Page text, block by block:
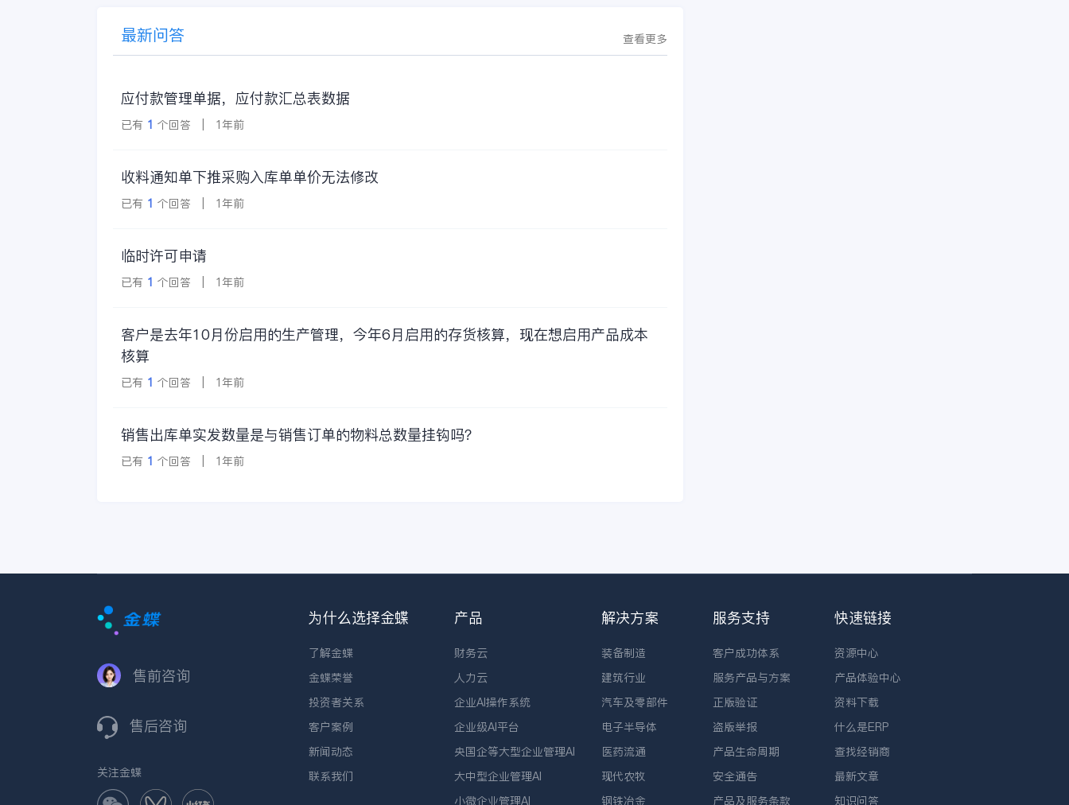
最新问答 查看更多
应付款管理单据，应付款汇总表数据
已有 1 个回答 | 1年前
收料通知单下推采购入库单单价无法修改
已有 1 个回答 | 1年前
临时许可申请
已有 1 个回答 | 1年前
客户是去年10月份启用的生产管理，今年6月启用的存货核算，现在想启用产品成本
核算
已有 1 个回答 | 1年前
销售出库单实发数量是与销售订单的物料总数量挂钩吗？
已有 1 个回答 | 1年前
售前咨询
售后咨询
关注金蝶
为什么选择金蝶
了解金蝶
金蝶荣誉
投资者关系
客户案例
新闻动态
联系我们
产品
财务云
人力云
企业AI操作系统
企业级AI平台
央国企等大型企业管理AI
大中型企业管理AI
小微企业管理AI
解决方案
装备制造
建筑行业
汽车及零部件
电子半导体
医药流通
现代农牧
钢铁冶金
服务支持
客户成功体系
服务产品与方案
正版验证
盗版举报
产品生命周期
安全通告
产品及服务条款
快速链接
资源中心
产品体验中心
资料下载
什么是ERP
查找经销商
最新文章
知识问答